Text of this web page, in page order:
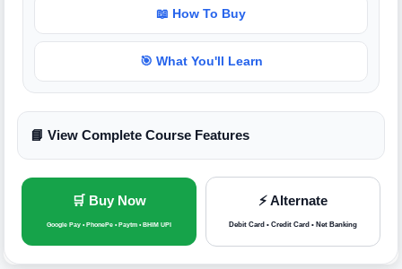
📖 How To Buy
🎯 What You'll Learn
📘 View Complete Course Features
🛒 Buy Now
Google Pay • PhonePe • Paytm • BHIM UPI
⚡ Alternate
Debit Card • Credit Card • Net Banking